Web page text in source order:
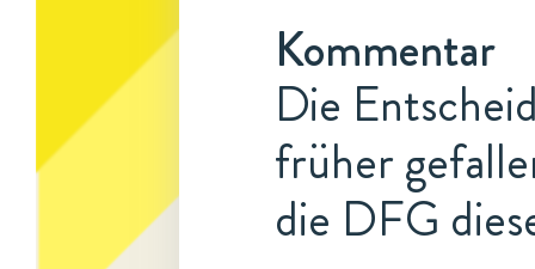
Kommentar
Die
früher
die DFG